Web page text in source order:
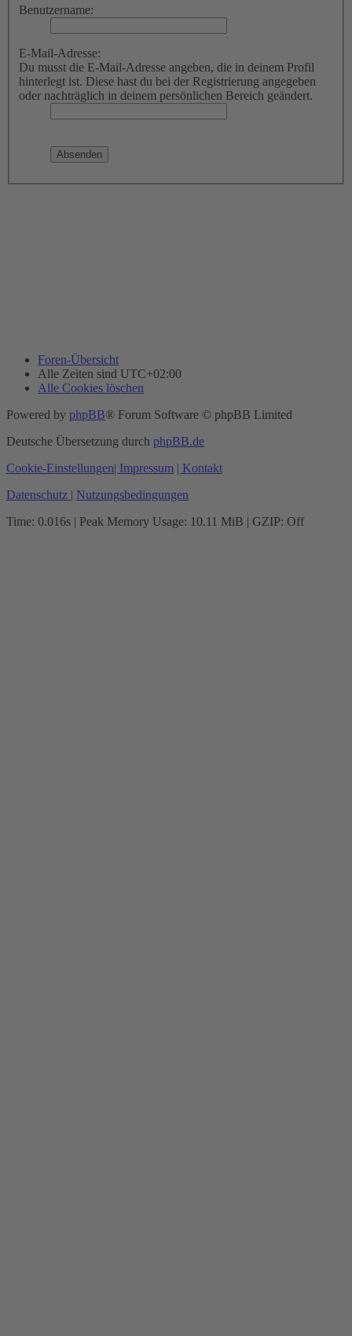
Benutzername:
E-Mail-Adresse:
Du musst die E-Mail-Adresse angeben, die in deinem Profil
hinterlegt ist. Diese hast du bei der Registrierung angegeben
oder nachträglich in deinem persönlichen Bereich geändert.
Foren-Übersicht
Alle Zeiten sind UTC+02:00
Alle Cookies löschen
Powered by phpBB® Forum Software © phpBB Limited
Deutsche Übersetzung durch phpBB.de
Cookie-Einstellungen| Impressum | Kontakt
Datenschutz | Nutzungsbedingungen
Time: 0.016s | Peak Memory Usage: 10.11 MiB | GZIP: Off